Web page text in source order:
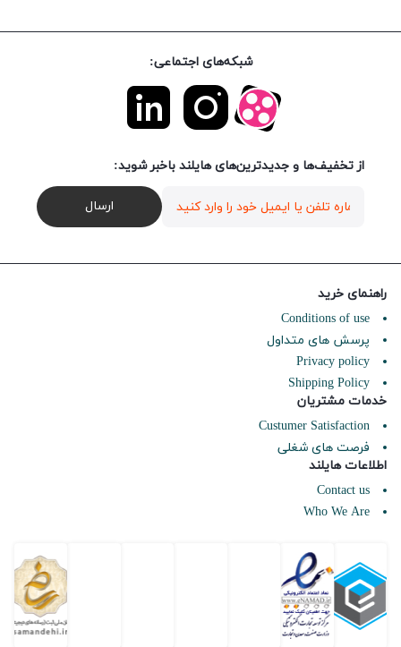
شبکه‌های اجتماعی:
از تخفیف‌ها و جدیدترین‌های هایلند باخبر شوید:
ارسال
راهنمای خرید
Conditions of use
پرسش های متداول
Privacy policy
Shipping Policy
خدمات مشتریان
Custumer Satisfaction
فرصت های شغلی
اطلاعات هایلند
Contact us
Who We Are